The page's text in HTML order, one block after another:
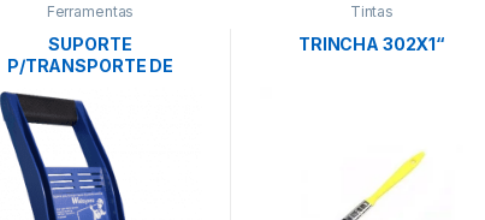
Ferramentas
SUPORTE
P/TRANSPORTE DE
PLACAS- WALSYWA
Tintas
TRINCHA 302X1“